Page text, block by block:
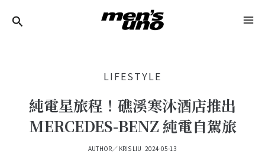
LIFESTYLE
純電星旅程！礁溪寒沐酒店推出
MERCEDES-BENZ 純電自駕旅
AUTHOR／ KRIS LIU 2024-05-13
Navigation